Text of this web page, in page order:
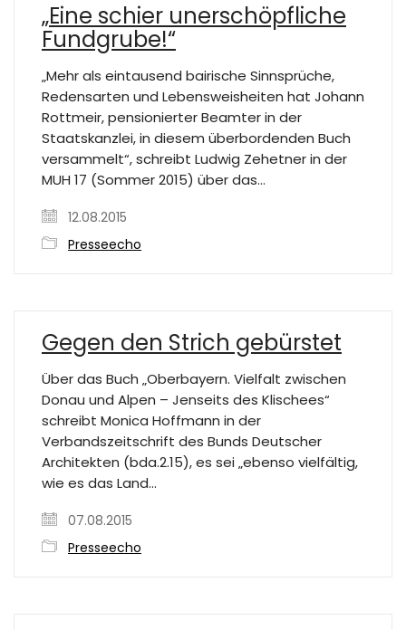
„Eine schier unerschöpfliche
Fundgrube!“
„Mehr als eintausend bairische Sinnsprüche,
Redensarten und Lebensweisheiten hat Johann
Rottmeir, pensionierter Beamter in der
Staatskanzlei, in diesem überbordenden Buch
versammelt“, schreibt Ludwig Zehetner in der
MUH 17 (Sommer 2015) über das…
12.08.2015
Presseecho
Gegen den Strich gebürstet
Über das Buch „Oberbayern. Vielfalt zwischen
Donau und Alpen – Jenseits des Klischees“
schreibt Monica Hoffmann in der
Verbandszeitschrift des Bunds Deutscher
Architekten (bda.2.15), es sei „ebenso vielfältig,
wie es das Land…
07.08.2015
Presseecho